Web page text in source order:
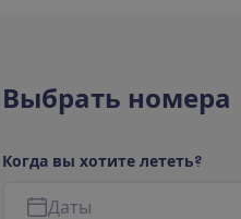
Выбрать номера
Когда вы хотите лететь?
Даты